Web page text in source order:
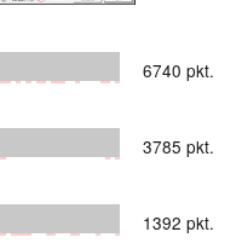
6740 pkt.
3785 pkt.
1392 pkt.